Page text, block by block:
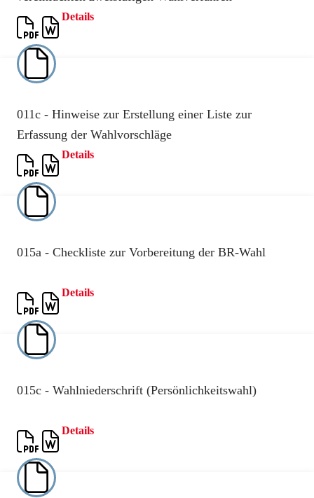
Details
011c - Hinweise zur Erstellung einer Liste zur
Erfassung der Wahlvorschläge
Details
015a - Checkliste zur Vorbereitung der BR-Wahl
Details
015c - Wahlniederschrift (Persönlichkeitswahl)
Details